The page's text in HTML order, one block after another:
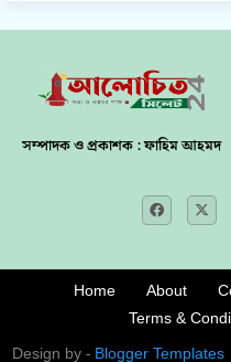
সম্পাদক ও প্রকাশক : ফাহিম আহমদ
Home About
Terms &
Design by - Blogger Templates